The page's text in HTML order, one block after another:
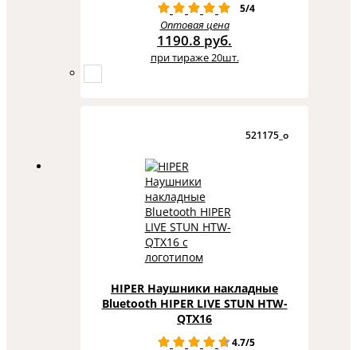
5/4
Оптовая цена
1190.8 руб.
при тираже 20шт.
521175_o
HIPER Наушники накладные
Bluetooth HIPER LIVE STUN HTW-
QTX16
4.7/5